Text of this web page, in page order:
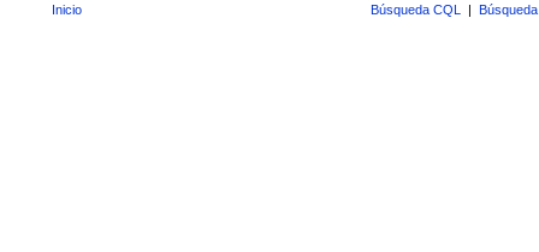
Inicio Búsqueda CQL